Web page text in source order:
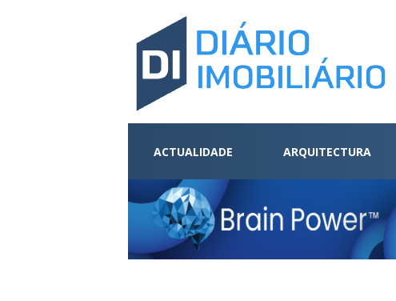
ACTUALIDADE ARQUITECTURA